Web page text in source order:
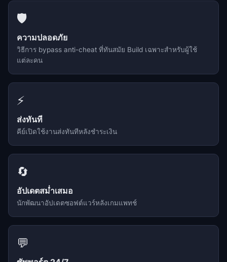
🛡️
ความปลอดภัย
วิธีการ bypass anti-cheat ที่ทันสมัย Build เฉพาะสำหรับผู้ใช้
แต่ละคน
⚡
ส่งทันที
คีย์เปิดใช้งานส่งทันทีหลังชำระเงิน
🔄
อัปเดตสม่ำเสมอ
นักพัฒนาอัปเดตซอฟต์แวร์หลังเกมแพทช์
💬